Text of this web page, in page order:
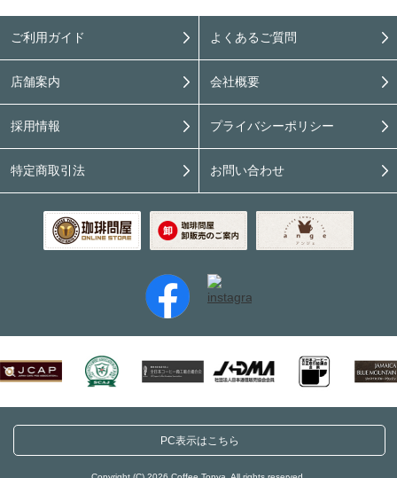
ご利用ガイド よくあるご質問
店舗案内 会社概要
採用情報 プライバシーポリシー
特定商取引法 お問い合わせ
PC表示はこちら